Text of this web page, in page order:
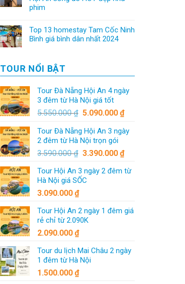
phim
Top 13 homestay Tam Cốc Ninh
Bình giá bình dân nhất 2024
TOUR NỔI BẬT
Tour Đà Nẵng Hội An 4 ngày
3 đêm từ Hà Nội giá tốt
5.550.000₫ 5.090.000₫
Tour Đà Nẵng Hội An 3 ngày
2 đêm từ Hà Nội trọn gói
3.590.000₫ 3.390.000₫
Tour Hội An 3 ngày 2 đêm từ
Hà Nội giá SỐC
3.090.000₫
Tour Hội An 2 ngày 1 đêm giá
rẻ chỉ từ 2.090K
2.090.000₫
Tour du lịch Mai Châu 2 ngày
1 đêm từ Hà Nội
1.500.000₫